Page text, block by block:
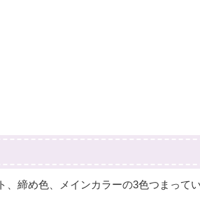
締め色、メインカラーの3色つまって